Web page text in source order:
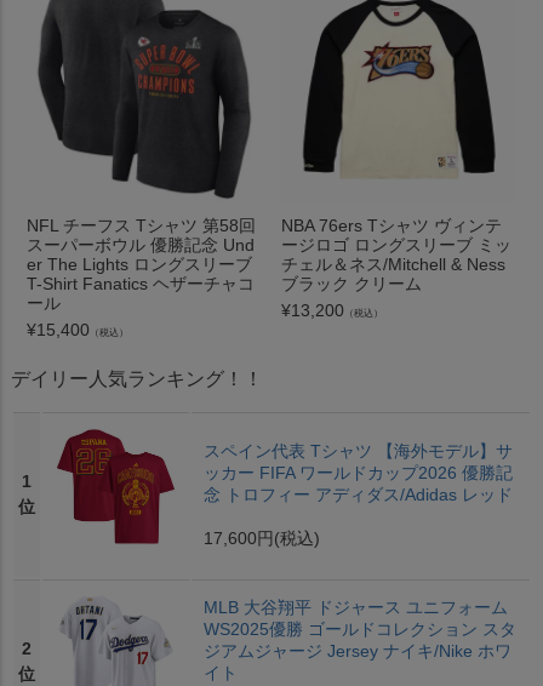
NFL チーフス Tシャツ 第58回
スーパーボウル 優勝記念 Und
er The Lights ロングスリーブ
T-Shirt Fanatics ヘザーチャコ
ール
¥15,400 （税込）
NBA 76ers Tシャツ ヴィンテ
ージロゴ ロングスリーブ ミッ
チェル＆ネス/Mitchell & Ness
ブラック クリーム
¥13,200 （税込）
デイリー人気ランキング！！
1
位
スペイン代表 Tシャツ 【海外モデル】サ
ッカー FIFA ワールドカップ2026 優勝記
念 トロフィー アディダス/Adidas レッド
17,600円 (税込)
2
位
MLB 大谷翔平 ドジャース ユニフォーム
WS2025優勝 ゴールドコレクション スタ
ジアムジャージ Jersey ナイキ/Nike ホワ
イト